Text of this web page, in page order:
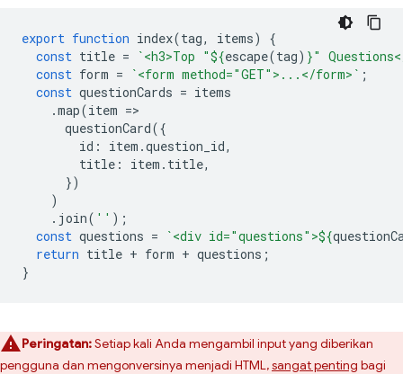
export function index(tag, items)
{
const title = `<h3>Top "${escape(tag) }"
const form = `<form method="GET">...</form>` ;
const questionCards = items
.map(item =
questionCard({
id : item .question_id,
title : item . title,
})
)
. join( '' );
const questions = `<div id="questions">${
return title + form + questions ;
}
Peringatan:Setiap kali Anda mengambil input yang diberikan
pengguna dan mengonversinya menjadi HTML,sangat penting bagi